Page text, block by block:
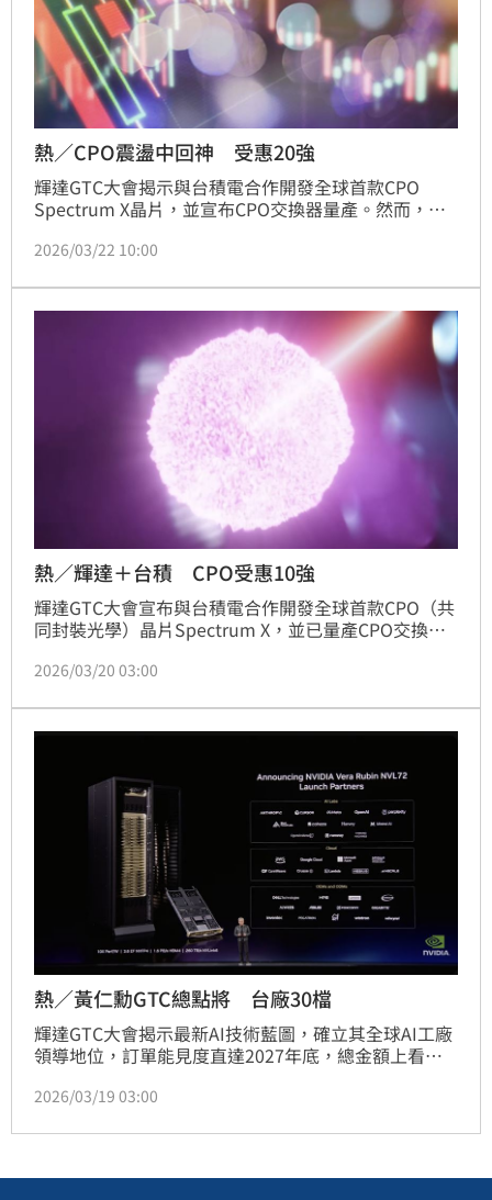
熱／CPO震盪中回神 受惠20強
輝達GTC大會揭示與台積電合作開發全球首款CPO
Spectrum X晶片，並宣布CPO交換器量產。然而，輝
用預計2028年。此訊息與市場原預期2026年矽光子加
期成長節奏趨緩，法人認為AI資料中心對高速傳輸的剛
性需求，將支撐矽光子與光通訊技術的長期成長潛力。
相關台廠供應鏈如台積電、智邦、日月光投控等，長線
仍看俏。投資人應審慎評估風險。
2026/03/22 10:00
熱／輝達＋台積 CPO受惠10強
輝達GTC大會宣布與台積電合作開發全球首款CPO（共
同封裝光學）晶片Spectrum X，並已量產CPO交換
技術大規模應用預計2028年。此時程較市場原預期
賣壓。儘管短期成長節奏可能趨緩，法人仍看好AI資料
中心對頻寬的剛性需求將支撐矽光子與光通訊技術的長
資人應審慎評估。
2026/03/20 03:00
熱／黃仁勳GTC總點將 台廠30檔
輝達GTC大會揭示最新AI技術藍圖，確立其全球AI工廠
領導地位，訂單能見度直達2027年底，總金額上看一
器、散熱、電源、光通訊等基礎建設需求激增，為台廠
創、廣達、奇鋐、雙鴻、台達電、光寶科、貿聯-KY與
擎。輝達亦佈局AI代理系統與太空應用，未來資料中心
2026/03/19 03:00